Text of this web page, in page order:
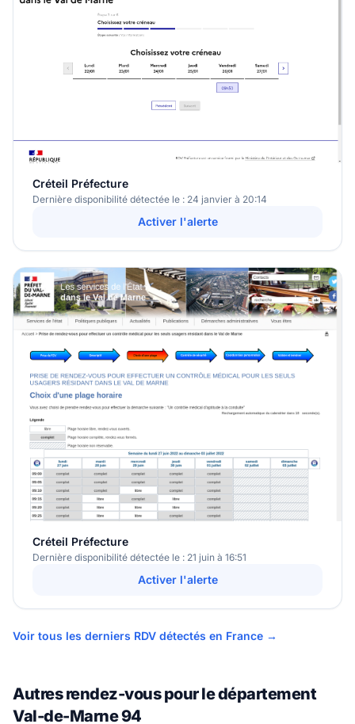
Créteil Préfecture
Dernière disponibilité détectée le : 24 janvier à 20:14
Activer l'alerte
Créteil Préfecture
Dernière disponibilité détectée le : 21 juin à 16:51
Activer l'alerte
Voir tous les derniers RDV détectés en France →
Autres rendez-vous pour le département
Val-de-Marne 94